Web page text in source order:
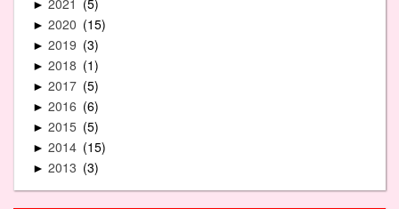
►
► 2020 15
► 2019 3
► 2018 1
► 2017 5
► 2016 6
► 2015 5
► 2014 15
► 2013 3